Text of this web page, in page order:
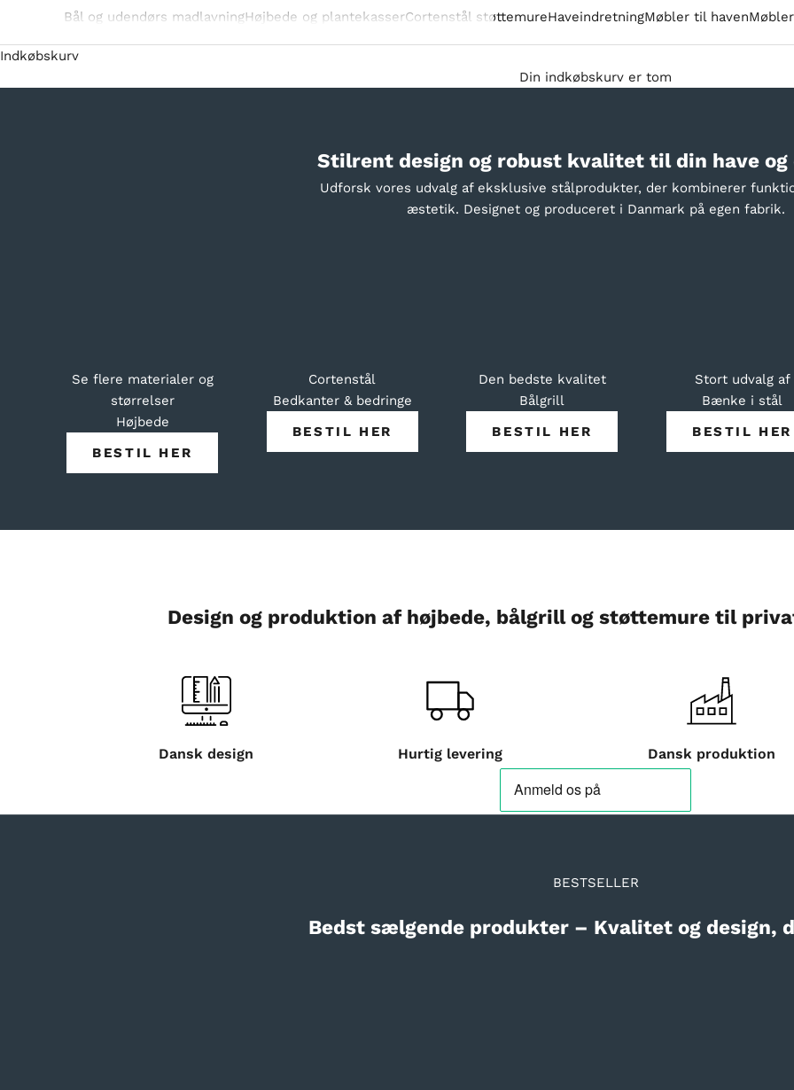
Bål og udendørs madlavningHøjbede og plantekasserCortenstål støttemureHaveindretningMøbler til haven
Indkøbskurv
Din indkøbskurv er tom
Stilrent design og robust kvalitet til din have og
Udforsk vores udvalg af eksklusive stålprodukter, der kombinerer
æstetik. Designet og produceret i Danmark på egen fabrik.
Se flere materialer og
størrelser
Højbede
BESTIL HER
Cortenstål
Bedkanter & bedringe
BESTIL HER
Den bedste kvalitet
Bålgrill
BESTIL HER
Stort udvalg af
Bænke i stål
BESTIL HER
Design og produktion af højbede, bålgrill og støttemure til
Dansk design Hurtig levering Dansk produktion
BESTSELLER
Bedst sælgende produkter – Kvalitet og design,